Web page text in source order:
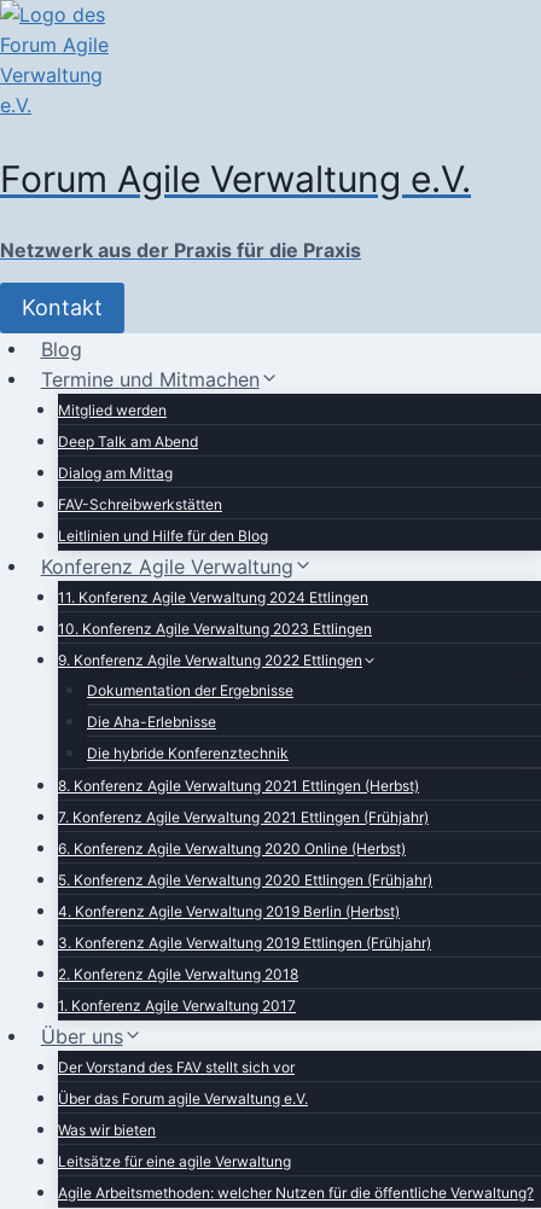
Zum
Inhalt
springen
Forum Agile Verwaltung e.V.
Netzwerk aus der Praxis für die Praxis
Kontakt
Blog
Termine und Mitmachen
Mitglied werden
Deep Talk am Abend
Dialog am Mittag
FAV-Schreibwerkstätten
Leitlinien und Hilfe für den Blog
Konferenz Agile Verwaltung
11. Konferenz Agile Verwaltung 2024 Ettlingen
10. Konferenz Agile Verwaltung 2023 Ettlingen
9. Konferenz Agile Verwaltung 2022 Ettlingen
Dokumentation der Ergebnisse
Die Aha-Erlebnisse
Die hybride Konferenztechnik
8. Konferenz Agile Verwaltung 2021 Ettlingen (Herbst)
7. Konferenz Agile Verwaltung 2021 Ettlingen (Frühjahr)
6. Konferenz Agile Verwaltung 2020 Online (Herbst)
5. Konferenz Agile Verwaltung 2020 Ettlingen (Frühjahr)
4. Konferenz Agile Verwaltung 2019 Berlin (Herbst)
3. Konferenz Agile Verwaltung 2019 Ettlingen (Frühjahr)
2. Konferenz Agile Verwaltung 2018
1. Konferenz Agile Verwaltung 2017
Über uns
Der Vorstand des FAV stellt sich vor
Über das Forum agile Verwaltung e.V.
Was wir bieten
Leitsätze für eine agile Verwaltung
Agile Arbeitsmethoden: welcher Nutzen für die öffentliche Verwaltung?